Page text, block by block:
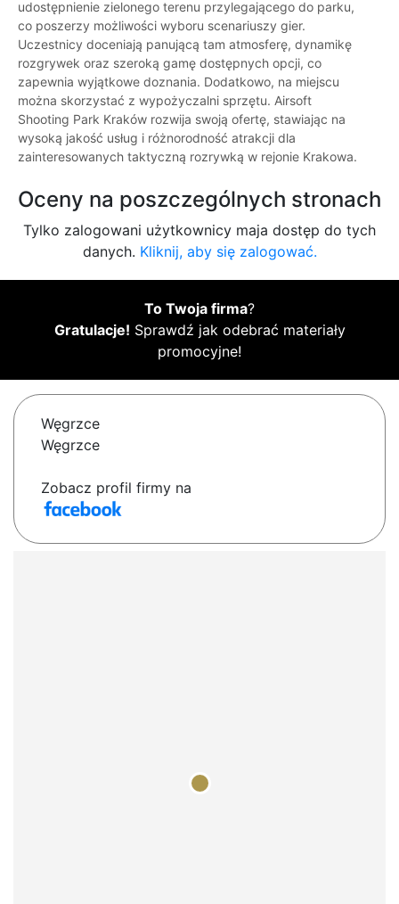
udostępnienie zielonego terenu przylegającego do parku,
co poszerzy możliwości wyboru scenariuszy gier.
Uczestnicy doceniają panującą tam atmosferę, dynamikę
rozgrywek oraz szeroką gamę dostępnych opcji, co
zapewnia wyjątkowe doznania. Dodatkowo, na miejscu
można skorzystać z wypożyczalni sprzętu. Airsoft
Shooting Park Kraków rozwija swoją ofertę, stawiając na
wysoką jakość usług i różnorodność atrakcji dla
zainteresowanych taktyczną rozrywką w rejonie Krakowa.
Oceny na poszczególnych stronach
Tylko zalogowani użytkownicy maja dostęp do tych
danych. Kliknij, aby się zalogować.
To Twoja firma?
Gratulacje! Sprawdź jak odebrać materiały
promocyjne!
Węgrzce
Węgrzce
Zobacz profil firmy na